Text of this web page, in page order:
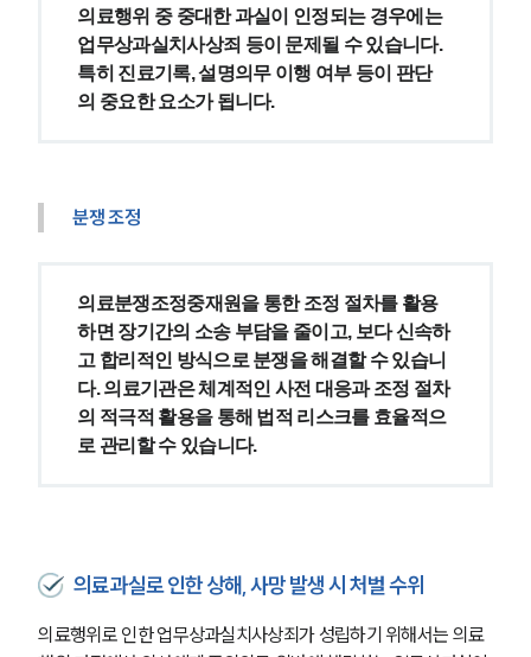
의료행위 중 중대한 과실이 인정되는 경우에는
업무상과실치사상죄 등이 문제될 수 있습니다.
특히 진료기록, 설명의무 이행 여부 등이 판단
의 중요한 요소가 됩니다.
분쟁 조정
의료분쟁조정중재원을 통한 조정 절차를 활용
하면 장기간의 소송 부담을 줄이고, 보다 신속하
고 합리적인 방식으로 분쟁을 해결할 수 있습니
다. 의료기관은 체계적인 사전 대응과 조정 절차
의 적극적 활용을 통해 법적 리스크를 효율적으
로 관리할 수 있습니다.
의료과실로 인한 상해, 사망 발생 시 처벌 수위
의료행위로 인한 업무상과실치사상죄가 성립하기 위해서는 의료